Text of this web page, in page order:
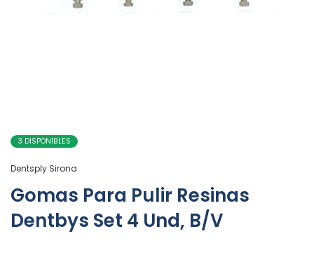
3 DISPONIBLES
Dentsply Sirona
Gomas Para Pulir Resinas
Dentbys Set 4 Und, B/V